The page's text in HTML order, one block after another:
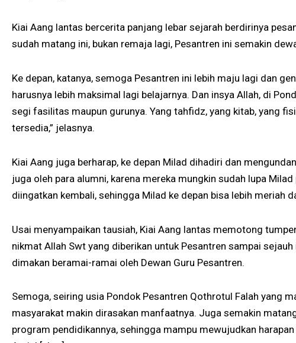
Kiai Aang lantas bercerita panjang lebar sejarah berdirinya
sudah matang ini, bukan remaja lagi, Pesantren ini semakin
Ke depan, katanya, semoga Pesantren ini lebih maju lagi dan
harusnya lebih maksimal lagi belajarnya. Dan insya Allah, di
segi fasilitas maupun gurunya. Yang tahfidz, yang kitab, yang
tersedia,” jelasnya.
Kiai Aang juga berharap, ke depan Milad dihadiri dan
juga oleh para alumni, karena mereka mungkin sudah lupa
diingatkan kembali, sehingga Milad ke depan bisa lebih meriah
Usai menyampaikan tausiah, Kiai Aang lantas memotong
nikmat Allah Swt yang diberikan untuk Pesantren sampai
dimakan beramai-ramai oleh Dewan Guru Pesantren.
Semoga, seiring usia Pondok Pesantren Qothrotul Falah yang
masyarakat makin dirasakan manfaatnya. Juga semakin
program pendidikannya, sehingga mampu mewujudkan